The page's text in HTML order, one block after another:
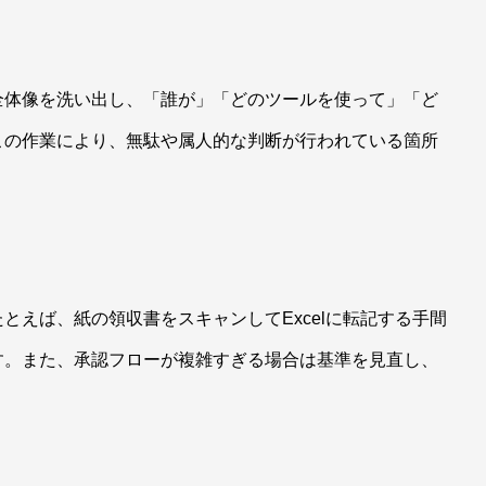
像を洗い出し、「誰が」「どのツールを使って」「ど
作業により、無駄や属人的な判断が行われている箇所
えば、紙の領収書をスキャンしてExcelに転記する手間
また、承認フローが複雑すぎる場合は基準を見直し、